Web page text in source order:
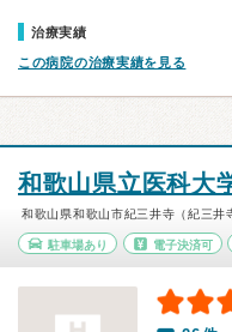
治療実績
この病院の治療実績を見る
和歌山県立医科大
和歌山県和歌山市紀三井寺（紀三井
駐車場あり 電子決済可